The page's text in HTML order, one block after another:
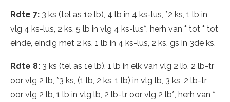
Rdte 7: 3 ks (tel as 1e lb), 4 lb in 4 ks-lus, *2 ks, 1 lb in
vlg 4 ks-lus, 2 ks, 5 lb in vlg 4 ks-lus*, herh van * tot * tot
einde, eindig met 2 ks, 1 lb in 4 ks-lus, 2 ks, gs in 3de ks.
Rdte 8: 3 ks (tel as 1e lb), 1 lb in elk van vlg 2 lb, 2 lb-tr
oor vlg 2 lb, *3 ks, (1 lb, 2 ks, 1 lb) in vlg lb, 3 ks, 2 lb-tr
oor vlg 2 lb, 1 lb in vlg lb, 2 lb-tr oor vlg 2 lb*, herh van *